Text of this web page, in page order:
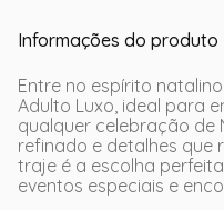
Informações do produto
Entre no espírito
Adulto Luxo, ideal para
qualquer celebração de
refinado e detalhes que
traje é a escolha
eventos especiais e